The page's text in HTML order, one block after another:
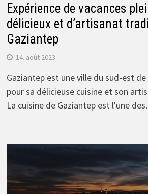
Expérience de vacances
délicieux et d’artisanat
Gaziantep
14. août 2023
Gaziantep est une ville du sud-est
pour sa délicieuse cuisine et son
La cuisine de Gaziantep est l'une